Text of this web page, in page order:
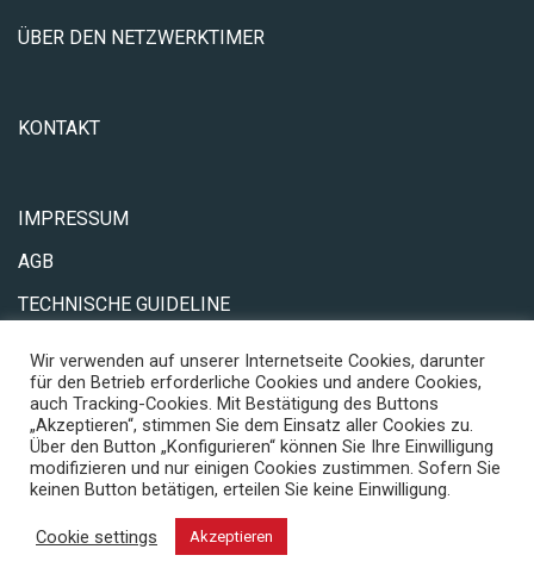
ÜBER DEN NETZWERKTIMER
KONTAKT
IMPRESSUM
AGB
TECHNISCHE GUIDELINE
netzwerktimer-thueringen.de ist eine Initiative des CCIT
Wir verwenden auf unserer Internetseite Cookies, darunter
für den Betrieb erforderliche Cookies und andere Cookies,
auch Tracking-Cookies. Mit Bestätigung des Buttons
„Akzeptieren“, stimmen Sie dem Einsatz aller Cookies zu.
Über den Button „Konfigurieren“ können Sie Ihre Einwilligung
modifizieren und nur einigen Cookies zustimmen. Sofern Sie
keinen Button betätigen, erteilen Sie keine Einwilligung.
Cookie settings Akzeptieren